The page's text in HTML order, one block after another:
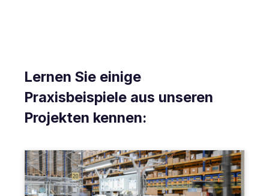
Lernen Sie einige
Praxisbeispiele aus unseren
Projekten kennen: